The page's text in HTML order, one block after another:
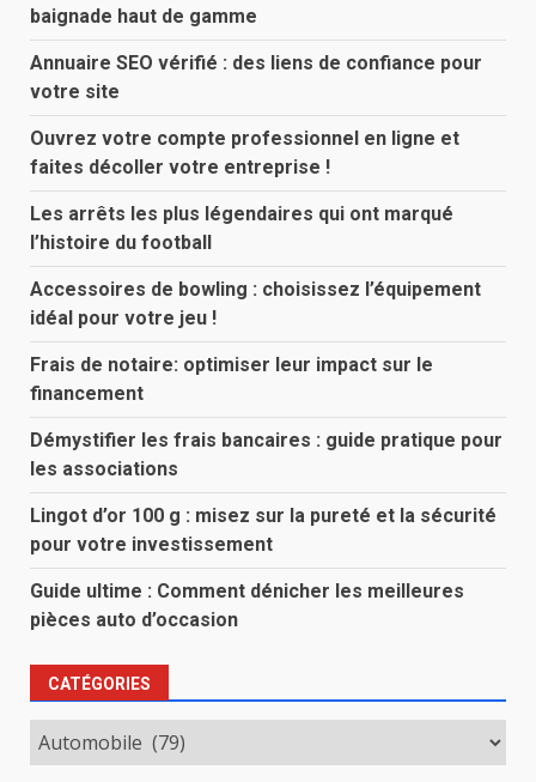
baignade haut de gamme
Annuaire SEO vérifié : des liens de confiance pour
votre site
Ouvrez votre compte professionnel en ligne et
faites décoller votre entreprise !
Les arrêts les plus légendaires qui ont marqué
l’histoire du football
Accessoires de bowling : choisissez l’équipement
idéal pour votre jeu !
Frais de notaire: optimiser leur impact sur le
financement
Démystifier les frais bancaires : guide pratique pour
les associations
Lingot d’or 100 g : misez sur la pureté et la sécurité
pour votre investissement
Guide ultime : Comment dénicher les meilleures
pièces auto d’occasion
CATÉGORIES
Catégories